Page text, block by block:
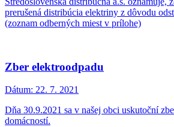
prerušená distribúcia elektriny z dôvodu
(zoznam odberných miest v prílohe)
Zber elektroodpadu
Dátum: 22. 7. 2021
Dňa 30.9.2021 sa v našej obci uskutoční
domácností.